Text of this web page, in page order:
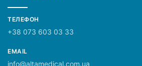
ТЕЛЕФОН
+38 073 603 03 33
EMAIL
info@altamedical.com.ua